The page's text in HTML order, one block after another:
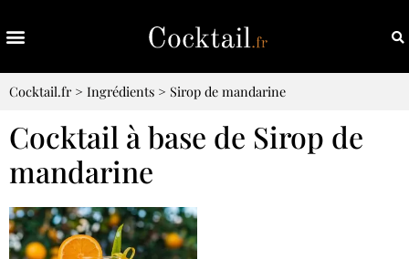
Cocktail.fr> Ingrédients > Sirop de mandarine
Cocktail à base de Sirop de
mandarine